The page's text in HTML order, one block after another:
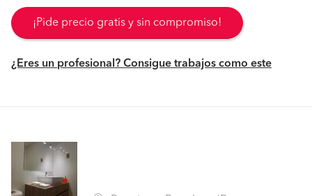
¡Pide precio gratis y sin compromiso!
¿Eres un profesional? Consigue trabajos como este